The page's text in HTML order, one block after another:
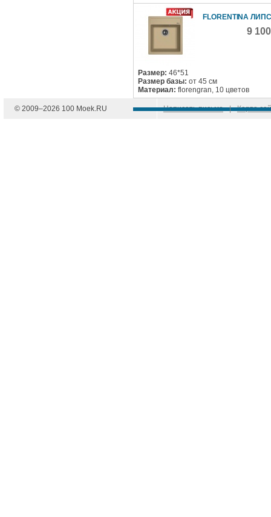
FLORENTINA
9
Размер: 46*51
Размер базы: от 45 см
Материал: florengran, 10 цветов
© 2009–2026 100 Moek.RU Написать письмо | Карта